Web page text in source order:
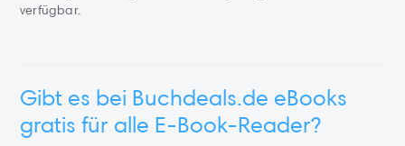
verfügbar.
Gibt es bei Buchdeals.de eBooks
gratis für alle E-Book-Reader?